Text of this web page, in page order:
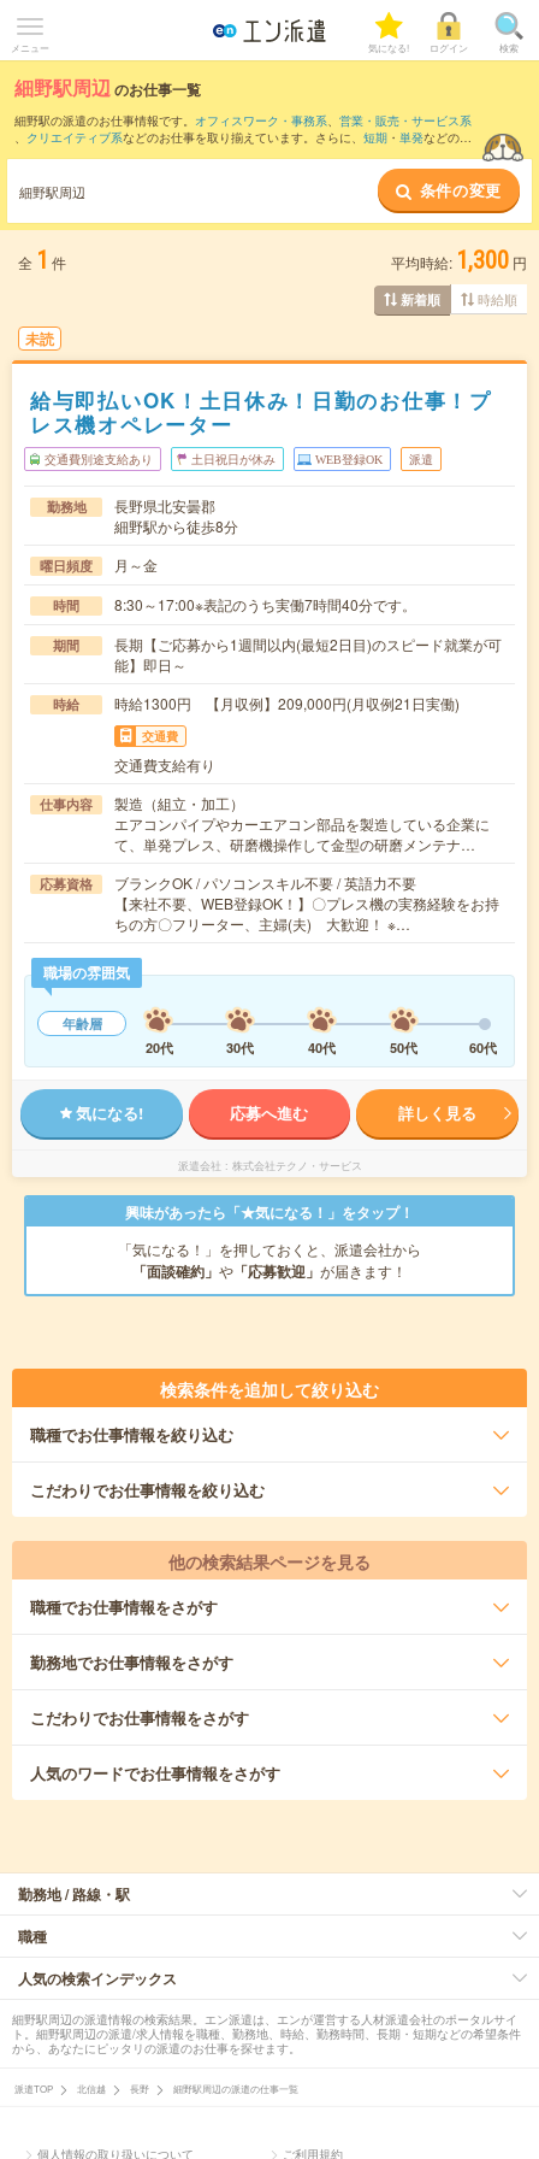
メニュー 気になる! ログイン 検索
細野駅周辺のお仕事一覧
細野駅の派遣のお仕事情報です。 オフィスワーク・事務系、 営業・販売・サービス系
、 クリエイティブ系などのお仕事を取り揃えています。さらに、 短期 ・ 単発などの期
また、豊科駅
など近隣駅のお仕事もご確認いた
だけます。
細野駅周辺 条件の変更
全 1 件 平均時給: 1,300 円
新着順 時給順
未読
給与即払いOK！土日休み！日勤のお仕事！プ
レス機オペレーター
交通費別途支給あり 土日祝日が休み WEB登録OK 派遣
勤務地
長野県北安曇郡
細野駅から徒歩8分
曜日頻度 月～金
時間 8:30～17:00※表記のうち実働7時間40分です。
期間
長期【ご応募から1週間以内(最短2日目)のスピード就業が可
能】即日～
時給 時給1300円 【月収例】209,000円(月収例21日実働)
交通費
交通費支給有り
仕事内容
製造（組立・加工）
エアコンパイプやカーエアコン部品を製造している企業に
て、単発プレス、研磨機操作して金型の研磨メンテナ…
応募資格
ブランクOK / パソコンスキル不要 / 英語力不要
【来社不要、WEB登録OK！】〇プレス機の実務経験をお持
ちの方〇フリーター、主婦(夫) 大歓迎！ ※…
職場の雰囲気
年齢層
20代
30代 40代 50代 60代
気になる! 応募へ進む 詳しく見る
派遣会社 株式会社テクノ・サービス
興味があったら「★気になる！」をタップ！
「気になる！」を押しておくと、派遣会社から
「面談確約」 や 「応募歓迎」 が届きます！
検索条件を追加して絞り込む
職種でお仕事情報を絞り込む
こだわりでお仕事情報を絞り込む
他の検索結果ページを見る
職種でお仕事情報をさがす
勤務地でお仕事情報をさがす
こだわりでお仕事情報をさがす
人気のワードでお仕事情報をさがす
勤務地 / 路線・駅
職種
人気の検索インデックス
細野駅周辺の派遣情報の検索結果。エン派遣は、エンが運営する人材派遣会社のポータルサイ
ト。細野駅周辺の派遣/求人情報を職種、勤務地、時給、勤務時間、長期・短期などの希望条件
から、あなたにピッタリの派遣のお仕事を探せます。
派遣TOP 北信越 長野 細野駅周辺の派遣の仕事一覧
個人情報の取り扱いについて ご利用規約